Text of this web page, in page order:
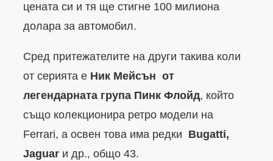
цената си и тя ще стигне 100 милиона
долара за автомобил.
Сред притежателите на други такива коли
от серията е Ник Мейсън от
легендарната група Пинк Флойд, който
също колекционира ретро модели на
Ferrari, а освен това има редки Bugatti,
Jaguar и др., общо 43.